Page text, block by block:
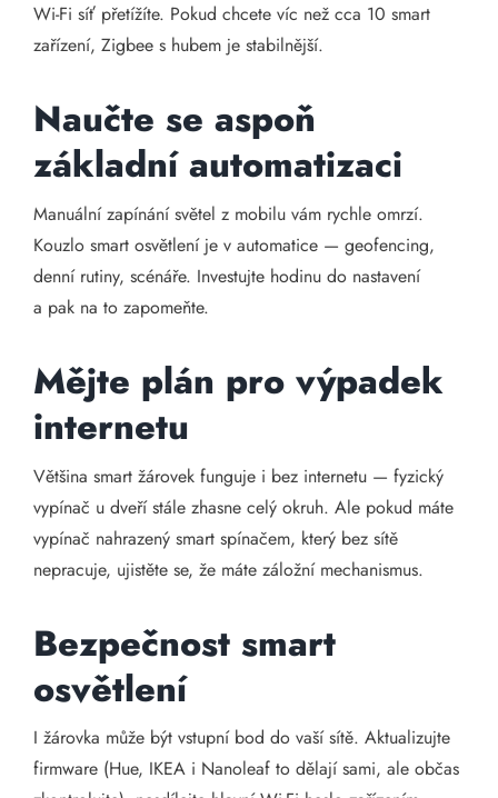
Wi-Fi síť přetížíte. Pokud chcete víc než cca 10 smart
zařízení, Zigbee s hubem je stabilnější.
Naučte se aspoň
základní automatizaci
Manuální zapínání světel z mobilu vám rychle omrzí.
Kouzlo smart osvětlení je v automatice — geofencing,
denní rutiny, scénáře. Investujte hodinu do nastavení
a pak na to zapomeňte.
Mějte plán pro výpadek
internetu
Většina smart žárovek funguje i bez internetu — fyzický
vypínač u dveří stále zhasne celý okruh. Ale pokud máte
vypínač nahrazený smart spínačem, který bez sítě
nepracuje, ujistěte se, že máte záložní mechanismus.
Bezpečnost smart
osvětlení
I žárovka může být vstupní bod do vaší sítě. Aktualizujte
firmware (Hue, IKEA i Nanoleaf to dělají sami, ale občas